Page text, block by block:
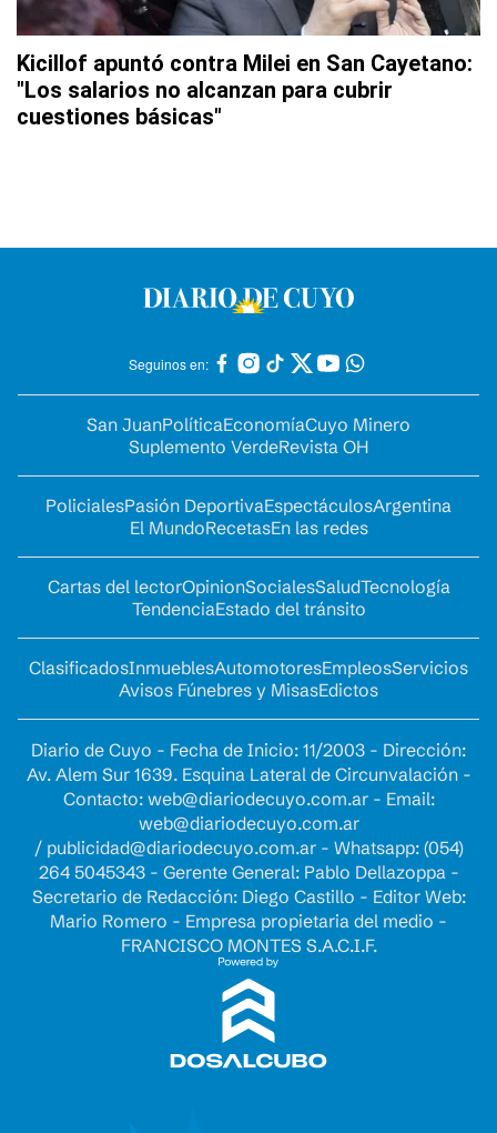
Kicillof apuntó contra Milei en San Cayetano:
"Los salarios no alcanzan para cubrir
cuestiones básicas"
Seguinos en:
San JuanPolíticaEconomíaCuyo Minero
Suplemento VerdeRevista OH
PolicialesPasión DeportivaEspectáculosArgentina
El MundoRecetasEn las redes
Cartas del lectorOpinionSocialesSaludTecnología
TendenciaEstado del tránsito
ClasificadosInmueblesAutomotoresEmpleosServicios
Avisos Fúnebres y MisasEdictos
Diario de Cuyo - Fecha de Inicio: 11/2003 - Dirección:
Av. Alem Sur 1639. Esquina Lateral de Circunvalación -
Contacto: web@diariodecuyo.com.ar- Email:
web@diariodecuyo.com.ar
/ publicidad@diariodecuyo.com.ar- Whatsapp: (054)
264 5045343 - Gerente General: Pablo Dellazoppa -
Secretario de Redacción: Diego Castillo - Editor Web:
Mario Romero - Empresa propietaria del medio -
FRANCISCO MONTES S.A.C.I.F.